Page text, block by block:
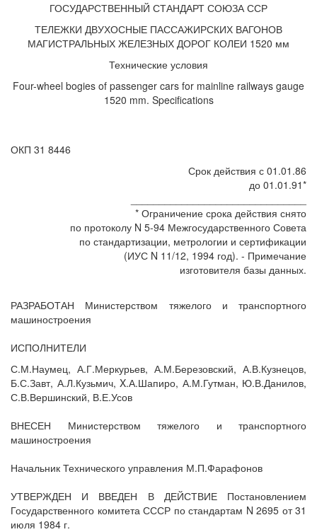
ГОСУДАРСТВЕННЫЙ СТАНДАРТ СОЮЗА ССР
ТЕЛЕЖКИ ДВУХОСНЫЕ ПАССАЖИРСКИХ ВАГОНОВ
МАГИСТРАЛЬНЫХ ЖЕЛЕЗНЫХ ДОРОГ КОЛЕИ 1520 мм
Технические условия
Four-wheel bogies of passenger cars for mainline railways gauge
1520 mm. Specifications
ОКП 31 8446
Срок действия с 01.01.86
до 01.01.91*
* Ограничение срока действия снято
по протоколу N 5-94 Межгосударственного Совета
по стандартизации, метрологии и сертификации
(ИУС N 11/12, 1994 год). - Примечание
изготовителя базы данных.
РАЗРАБОТАН Министерством тяжелого и транспортного
машиностроения
ИСПОЛНИТЕЛИ
С.М.Наумец, А.Г.Меркурьев, А.М.Березовский, А.В.Кузнецов,
Б.С.Завт, А.Л.Кузьмич, X.А.Шапиро, А.М.Гутман, Ю.В.Данилов,
С.В.Вершинский, В.Е.Усов
ВНЕСЕН Министерством тяжелого и транспортного
машиностроения
Начальник Технического управления М.П.Фарафонов
УТВЕРЖДЕН И ВВЕДЕН В ДЕЙСТВИЕ Постановлением
Государственного комитета СССР по стандартам N 2695 от 31
июля 1984 г.